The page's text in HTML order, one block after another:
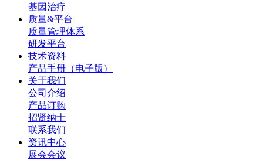
基因治疗
质量&平台
质量管理体系
研发平台
技术资料
产品手册（电子版）
关于我们
公司介绍
产品订购
招贤纳士
联系我们
资讯中心
展会会议